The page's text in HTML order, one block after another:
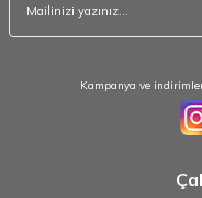
Kampanya ve